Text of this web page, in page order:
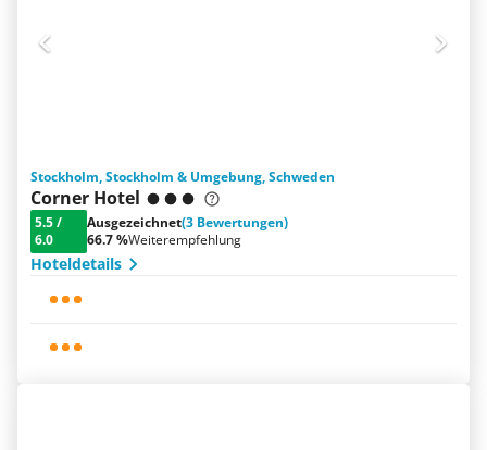
Stockholm, Stockholm & Umgebung, Schweden
Corner Hotel
5.5/
6.0
Ausgezeichnet(3 Bewertungen)
66.7 %Weiterempfehlung
Hoteldetails